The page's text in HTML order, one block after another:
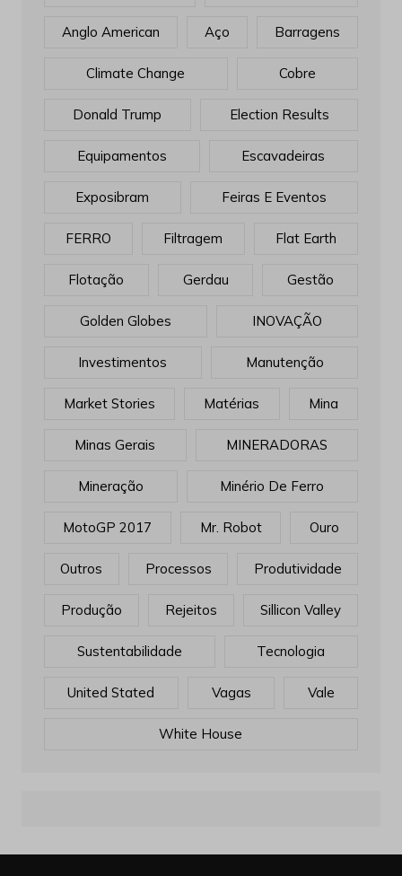
Anglo American Aço Barragens
Climate Change Cobre
Donald Trump Election Results
Equipamentos Escavadeiras
Exposibram Feiras E Eventos
FERRO Filtragem Flat Earth
Flotação Gerdau Gestão
Golden Globes INOVAÇÃO
Investimentos Manutenção
Market Stories Matérias Mina
Minas Gerais MINERADORAS
Mineração Minério De Ferro
MotoGP 2017 Mr. Robot Ouro
Outros Processos Produtividade
Produção Rejeitos Sillicon Valley
Sustentabilidade Tecnologia
United Stated Vagas Vale
White House